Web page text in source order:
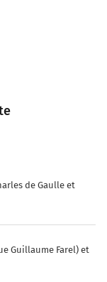
de Gaulle et
Guillaume Farel) et